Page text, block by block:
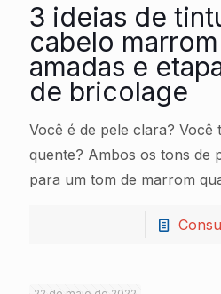
3 ideias de
cabelo
amadas e
de bricolage
Você é de pele clara? Você
quente? Ambos os tons de
para um tom de marrom